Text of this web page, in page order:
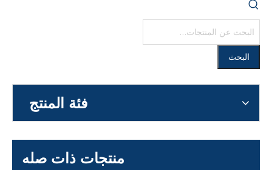
البحث
فئة المنتج
منتجات ذات صله